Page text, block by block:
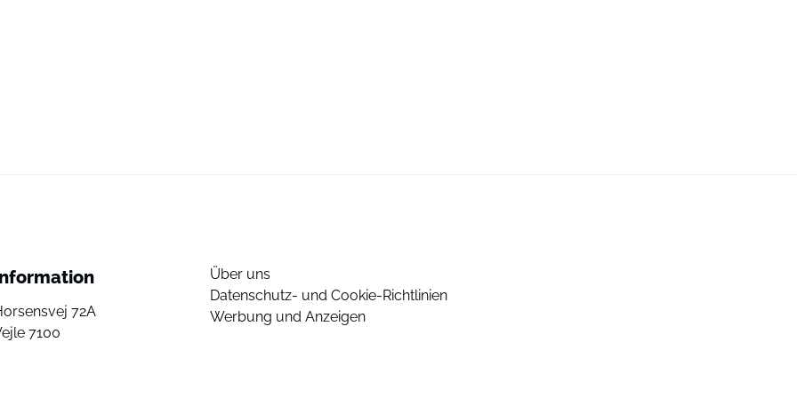
72A
7100
Über uns
Datenschutz- und Cookie-Richtlinien
Werbung und Anzeigen